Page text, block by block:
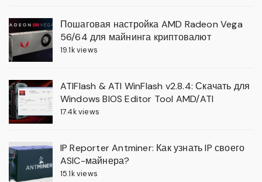
Пошаговая настройка AMD Radeon Vega
56/64 для майнинга криптовалют
19.1k views
ATIFlash & ATI WinFlash v2.8.4: Скачать для
Windows BIOS Editor Tool AMD/ATI
17.4k views
IP Reporter Antminer: Как узнать IP своего
ASIC-майнера?
15.1k views